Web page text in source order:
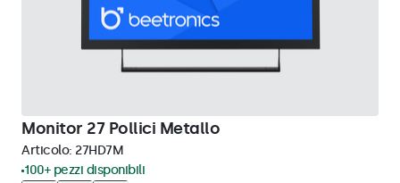
Monitor 27 Pollici Metallo
Articolo: 27HD7M
100+ pezzi disponibili